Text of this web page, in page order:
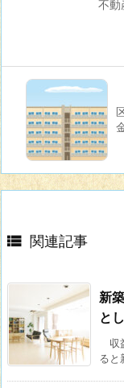
不動
 関連記事
新
と
収
ると